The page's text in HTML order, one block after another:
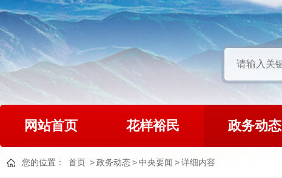
网站首页 花样裕民 政务动态
您的位置： 首页 >政务动态>中央要闻 >详细内容